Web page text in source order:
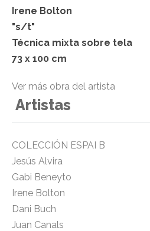
Artistas
COLECCIÓN ESPAI B
Jesús Alvira
Gabi Beneyto
Irene Bolton
Dani Buch
Juan Canals
Irene Bolton
"s/t"
Técnica mixta sobre tela
73 x 100 cm
Ver más obra del artista